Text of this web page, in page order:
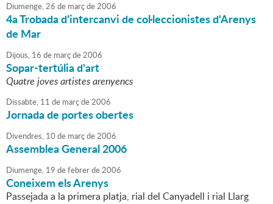
Diumenge,26 de marçde2006
4a Trobada d'intercanvi de col·leccionistes d'Arenys
de Mar
Dijous, 16 de marçde2006
Sopar-tertúlia d'art
Quatre joves artistes arenyencs
Dissabte, 11 de marçde2006
Jornada de portes obertes
Divendres, 10 de marçde2006
Assemblea General 2006
Diumenge, 19 defebrerde2006
Coneixem els Arenys
Passejada a la primera platja, rial del Canyadell i rial Llarg